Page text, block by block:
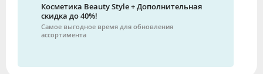
Косметика Beauty Style + Дополнительная
скидка до 40%!
Самое выгодное время для обновления
ассортимента